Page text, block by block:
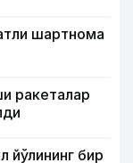
шартнома
ракеталар
йўлининг бир